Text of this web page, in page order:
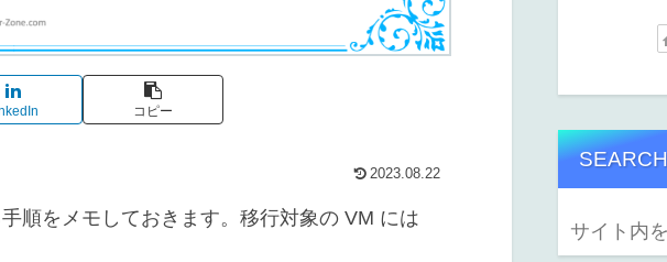
コピー
2023.08.22
順をメモしておきます。移行対象の VM には
SEARCH